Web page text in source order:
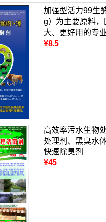
加强型活力99生
g）为主要原料，
大、更好用的专
¥8.5
高效率污水生物
处理剂、黑臭水
快速除臭剂
¥45